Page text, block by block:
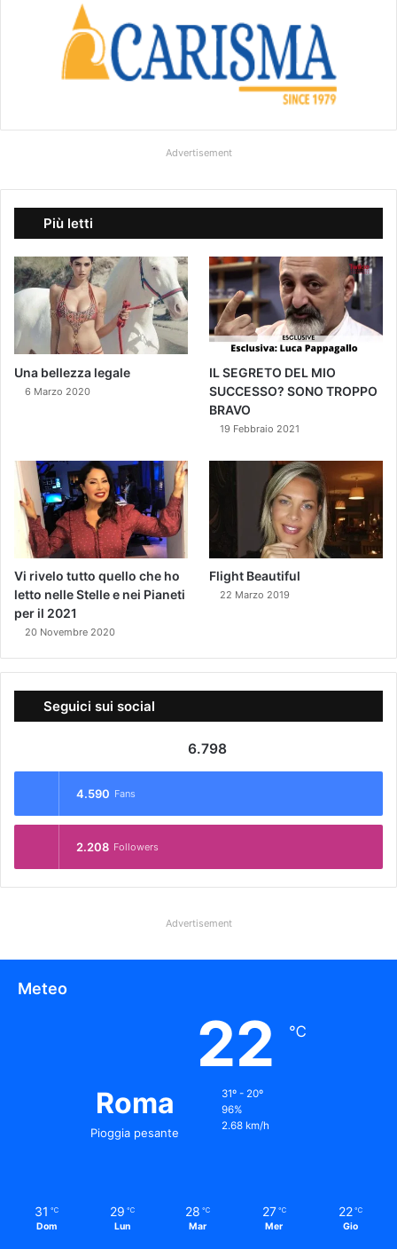
Advertisement
Più letti
Una bellezza legale
6 Marzo 2020
IL SEGRETO DEL MIO
SUCCESSO? SONO TROPPO
BRAVO
19 Febbraio 2021
Vi rivelo tutto quello che ho
letto nelle Stelle e nei Pianeti
per il 2021
20 Novembre 2020
Flight Beautiful
22 Marzo 2019
Seguici sui social
6.798
4.590 Fans
2.208 Followers
Advertisement
Meteo
Roma
Pioggia pesante
22 ℃
31º - 20º
96%
2.68 km/h
31 ℃
Dom
29 ℃
Lun
28 ℃
Mar
27 ℃
Mer
22 ℃
Gio